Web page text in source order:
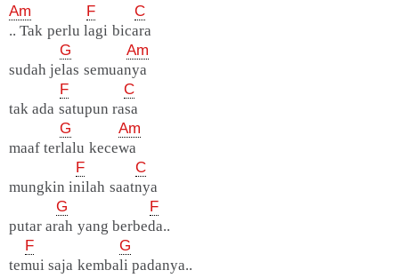
Am F
C
.. Tak perlu lagi bicara
G
Am
sudah jelas semuanya
F
C
tak ada satupun rasa
G
Am
maaf terlalu kecewa
F
C
mungkin inilah saatnya
G
F
putar arah yang berbeda..
F
G
temui saja kembali padanya..